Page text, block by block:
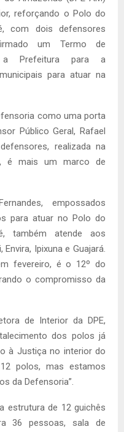
reforçando o Polo do
com dois defensores
um Termo de
a Prefeitura para a
para atuar na
como uma porta
Público Geral, Rafael
realizada na
é mais um marco de
empossados
para atuar no Polo do
também atende aos
Ipixuna e Guajará.
fevereiro, é o 12º do
o compromisso da
de Interior da DPE,
dos polos já
à Justiça no interior do
polos, mas estamos
da Defensoria”.
estrutura de 12 guichês
36 pessoas, sala de